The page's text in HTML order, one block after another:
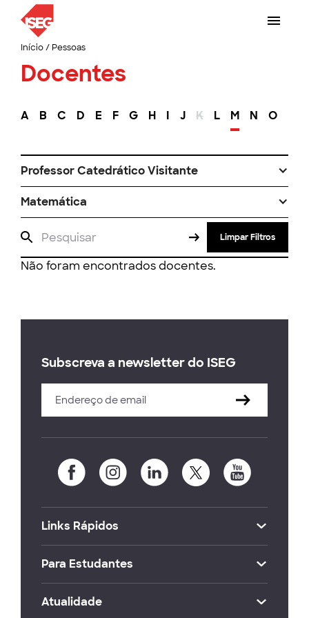
Início/ Pessoas
Docentes
A B C D E F G H I J K L M N O
Professor Catedrático Visitante
Matemática
Limpar Filtros
Não foram encontrados docentes.
Subscreva a newsletter do ISEG
Links Rápidos
Para Estudantes
Atualidade